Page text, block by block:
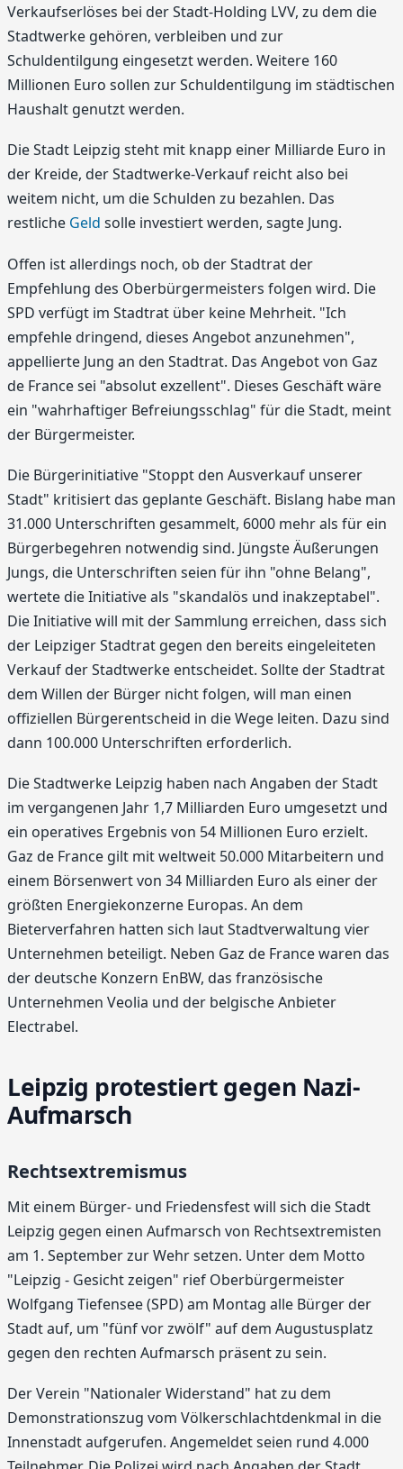
Verkaufserlöses bei der Stadt-Holding LVV, zu dem die
Stadtwerke gehören, verbleiben und zur
Schuldentilgung eingesetzt werden. Weitere 160
Millionen Euro sollen zur Schuldentilgung im städtischen
Haushalt genutzt werden.
Die Stadt Leipzig steht mit knapp einer Milliarde Euro in
der Kreide, der Stadtwerke-Verkauf reicht also bei
weitem nicht, um die Schulden zu bezahlen. Das
restliche Geld solle investiert werden, sagte Jung.
Offen ist allerdings noch, ob der Stadtrat der
Empfehlung des Oberbürgermeisters folgen wird. Die
SPD verfügt im Stadtrat über keine Mehrheit. "Ich
empfehle dringend, dieses Angebot anzunehmen",
appellierte Jung an den Stadtrat. Das Angebot von Gaz
de France sei "absolut exzellent". Dieses Geschäft wäre
ein "wahrhaftiger Befreiungsschlag" für die Stadt, meint
der Bürgermeister.
Die Bürgerinitiative "Stoppt den Ausverkauf unserer
Stadt" kritisiert das geplante Geschäft. Bislang habe man
31.000 Unterschriften gesammelt, 6000 mehr als für ein
Bürgerbegehren notwendig sind. Jüngste Äußerungen
Jungs, die Unterschriften seien für ihn "ohne Belang",
wertete die Initiative als "skandalös und inakzeptabel".
Die Initiative will mit der Sammlung erreichen, dass sich
der Leipziger Stadtrat gegen den bereits eingeleiteten
Verkauf der Stadtwerke entscheidet. Sollte der Stadtrat
dem Willen der Bürger nicht folgen, will man einen
offiziellen Bürgerentscheid in die Wege leiten. Dazu sind
dann 100.000 Unterschriften erforderlich.
Die Stadtwerke Leipzig haben nach Angaben der Stadt
im vergangenen Jahr 1,7 Milliarden Euro umgesetzt und
ein operatives Ergebnis von 54 Millionen Euro erzielt.
Gaz de France gilt mit weltweit 50.000 Mitarbeitern und
einem Börsenwert von 34 Milliarden Euro als einer der
größten Energiekonzerne Europas. An dem
Bieterverfahren hatten sich laut Stadtverwaltung vier
Unternehmen beteiligt. Neben Gaz de France waren das
der deutsche Konzern EnBW, das französische
Unternehmen Veolia und der belgische Anbieter
Electrabel.
Leipzig protestiert gegen Nazi-
Aufmarsch
Rechtsextremismus
Mit einem Bürger- und Friedensfest will sich die Stadt
Leipzig gegen einen Aufmarsch von Rechtsextremisten
am 1. September zur Wehr setzen. Unter dem Motto
"Leipzig - Gesicht zeigen" rief Oberbürgermeister
Wolfgang Tiefensee (SPD) am Montag alle Bürger der
Stadt auf, um "fünf vor zwölf" auf dem Augustusplatz
gegen den rechten Aufmarsch präsent zu sein.
Der Verein "Nationaler Widerstand" hat zu dem
Demonstrationszug vom Völkerschlachtdenkmal in die
Innenstadt aufgerufen. Angemeldet seien rund 4.000